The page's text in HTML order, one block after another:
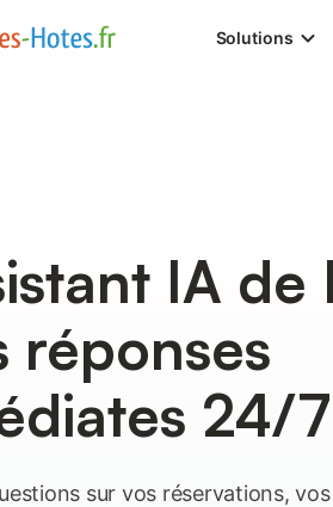
Solutions
IA de
réponses
24/7
sur vos réservations,